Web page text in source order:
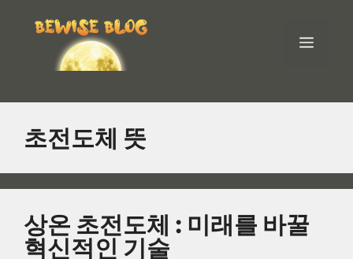
초전도체 뜻
상온 초전도체 : 미래를 바꿀
혁신적인 기술